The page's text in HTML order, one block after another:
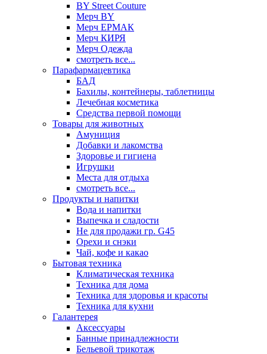
BY Street Couture
Мерч BY
Мерч ЕРМАК
Мерч КИРЯ
Мерч Одежда
смотреть все...
Парафармацевтика
БАД
Бахилы, контейнеры, таблетницы
Лечебная косметика
Средства первой помощи
Товары для животных
Амуниция
Добавки и лакомства
Здоровье и гигиена
Игрушки
Места для отдыха
смотреть все...
Продукты и напитки
Вода и напитки
Выпечка и сладости
Не для продажи гр. G45
Орехи и снэки
Чай, кофе и какао
Бытовая техника
Климатическая техника
Техника для дома
Техника для здоровья и красоты
Техника для кухни
Галантерея
Аксессуары
Банные принадлежности
Бельевой трикотаж